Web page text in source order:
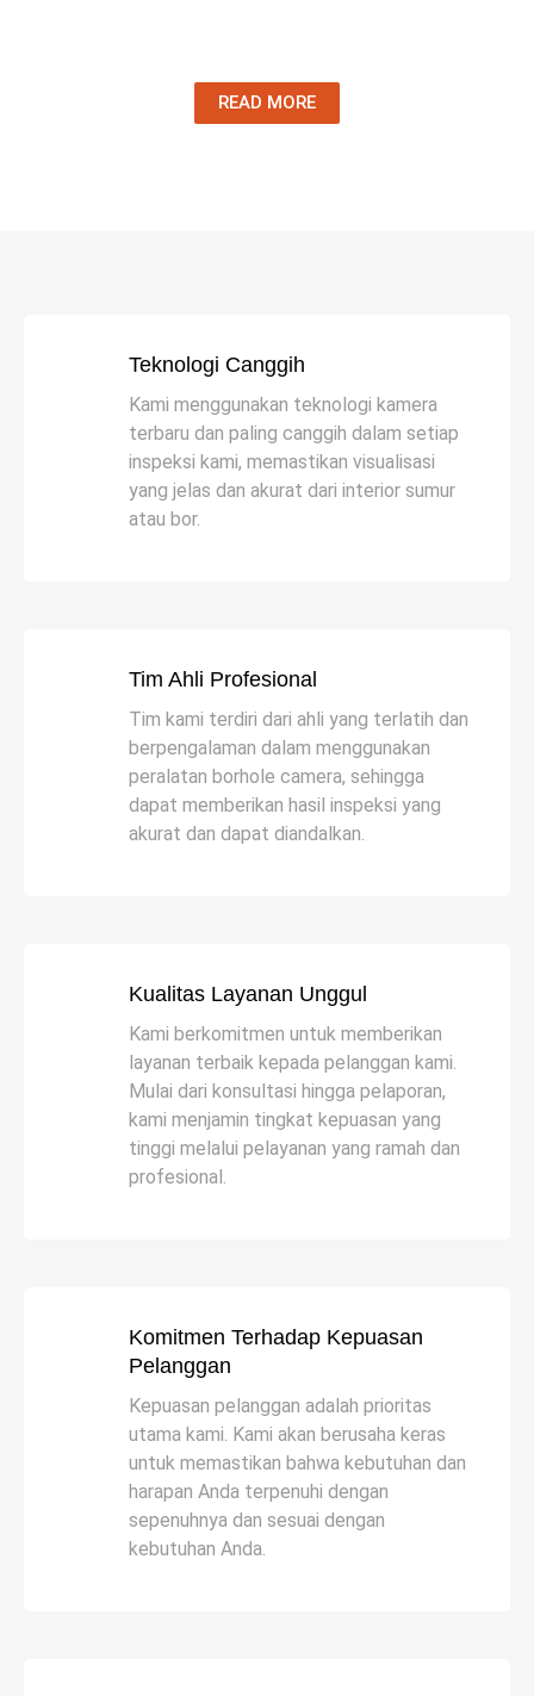
READ MORE
Teknologi Canggih
Kami menggunakan teknologi kamera
terbaru dan paling canggih dalam setiap
inspeksi kami, memastikan visualisasi
yang jelas dan akurat dari interior sumur
atau bor.
Tim Ahli Profesional
Tim kami terdiri dari ahli yang terlatih dan
berpengalaman dalam menggunakan
peralatan borhole camera, sehingga
dapat memberikan hasil inspeksi yang
akurat dan dapat diandalkan.
Kualitas Layanan Unggul
Kami berkomitmen untuk memberikan
layanan terbaik kepada pelanggan kami.
Mulai dari konsultasi hingga pelaporan,
kami menjamin tingkat kepuasan yang
tinggi melalui pelayanan yang ramah dan
profesional.
Komitmen Terhadap Kepuasan
Pelanggan
Kepuasan pelanggan adalah prioritas
utama kami. Kami akan berusaha keras
untuk memastikan bahwa kebutuhan dan
harapan Anda terpenuhi dengan
sepenuhnya dan sesuai dengan
kebutuhan Anda.